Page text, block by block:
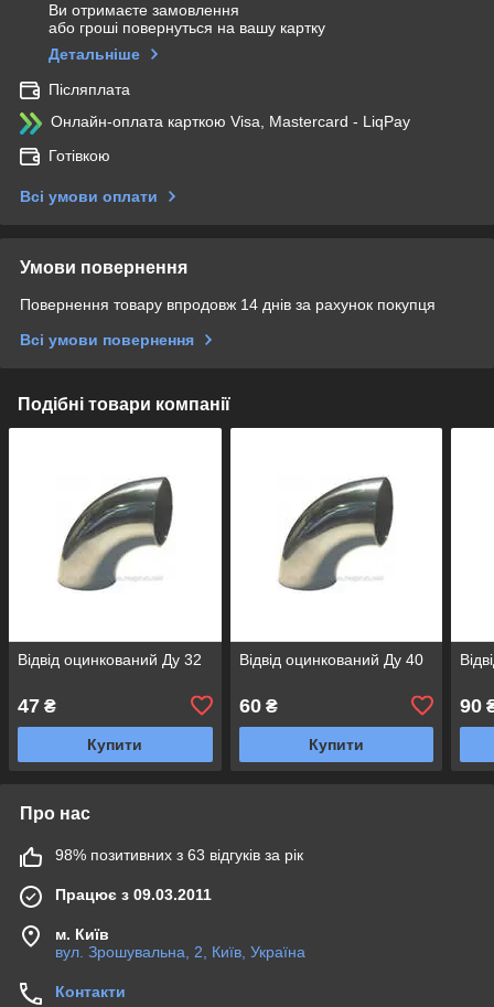
Ви отримаєте замовлення
або гроші повернуться на вашу картку
Детальніше
Післяплата
Онлайн-оплата карткою Visa, Mastercard - LiqPay
Готівкою
Всі умови оплати
Умови повернення
Повернення товару впродовж 14 днів за рахунок покупця
Всі умови повернення
Подібні товари компанії
Відвід оцинкований Ду 32
47 ₴
Купити
Відвід оцинкований Ду 40
60₴
Купити
90
Про нас
98% позитивних з 63 відгуків за рік
Працює з 09.03.2011
м. Київ
вул. Зрошувальна, 2, Київ, Україна
Контакти